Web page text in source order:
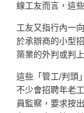
線工友而言，這
工友又指行內一
於承辦商的小型
築業的外判或判
這些「管工/判頭
不少會招聘年老
員監察，要求按